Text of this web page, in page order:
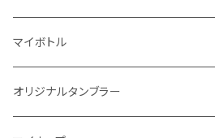
5oz
シーチング
キャンパス
8oz
10oz
デニム・デニムライク
10oz
12oz
デニム
ポリエステル
5oz
コットン
5oz
キャンパス
不織布
スウェット
タンブラー
ランチグッズ
フェアトレードコットン
再生ファブリック
コットン
オーガニックコットン
マイボトル
ステンレスサーモ
オリジナルタンブラー